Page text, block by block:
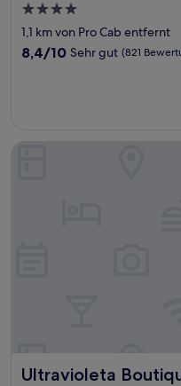
4.0-
Sterne-
Unterkunft
1,1 km von Pro Cab entfernt
8.4
Bewertungen)
8,4/10 Sehr gut (821
Ultravioleta
Ultravioleta Boutique